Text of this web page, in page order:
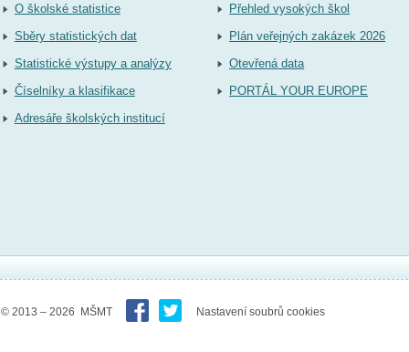
O školské statistice
Sběry statistických dat
Statistické výstupy a analýzy
Číselníky a klasifikace
Adresáře školských institucí
Přehled vysokých škol
Plán veřejných zakázek 2026
Otevřená data
PORTÁL YOUR EUROPE
© 2013 – 2026 MŠMT Nastavení soubrů cookies